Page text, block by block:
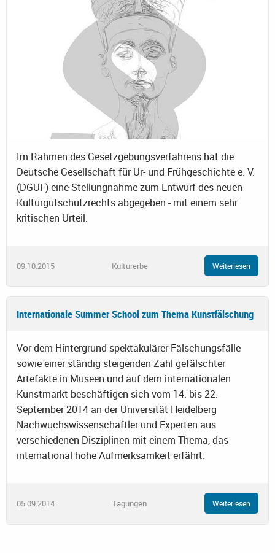
Im Rahmen des Gesetzgebungsverfahrens hat die
Deutsche Gesellschaft für Ur- und Frühgeschichte e. V.
(DGUF) eine Stellungnahme zum Entwurf des neuen
Kulturgutschutzrechts abgegeben - mit einem sehr
kritischen Urteil.
09.10.2015 Kulturerbe Weiterlesen
Internationale Summer School zum Thema Kunstfälschung
Vor dem Hintergrund spektakulärer Fälschungsfälle
sowie einer ständig steigenden Zahl gefälschter
Artefakte in Museen und auf dem internationalen
Kunstmarkt beschäftigen sich vom 14. bis 22.
September 2014 an der Universität Heidelberg
Nachwuchswissenschaftler und Experten aus
verschiedenen Disziplinen mit einem Thema, das
international hohe Aufmerksamkeit erfährt.
05.09.2014 Tagungen Weiterlesen